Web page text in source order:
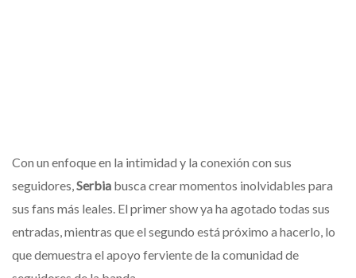
Con un enfoque en la intimidad y la conexión con sus
seguidores,Serbia busca crear momentos inolvidables para
sus fans más leales. El primer show ya ha agotado todas sus
entradas, mientras que el segundo está próximo a hacerlo, lo
que demuestra el apoyo ferviente de la comunidad de